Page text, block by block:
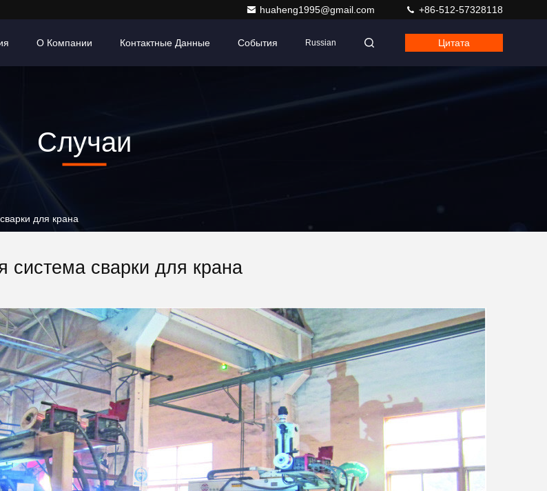
huaheng1995@gmail.com +86-512-57328118
О Компании Контактные Данные События Russian Цитата
Случаи
для крана
система сварки для крана